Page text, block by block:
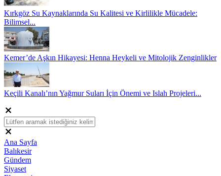
Kırkgöz Su Kaynaklarında Su Kalitesi ve Kirlilikle Mücadele:
Bilimsel...
Kemer’de Aşkın Hikayesi: Henna Heykeli ve Mitolojik Zenginlikler
Keçili Kanalı’nın Yağmur Suları İçin Önemi ve Islah Projeleri...
Ana Sayfa
Balıkesir
Gündem
Siyaset